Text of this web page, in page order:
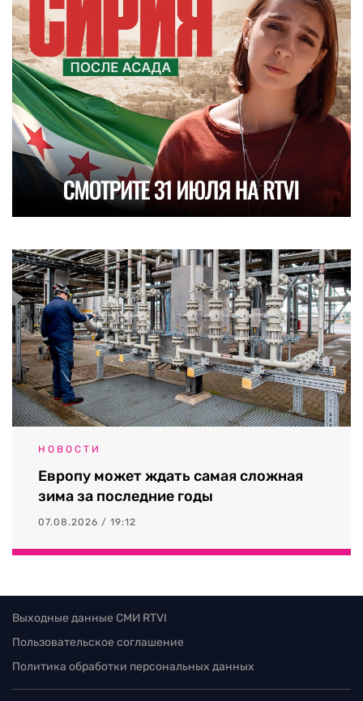
НОВОСТИ
Европу может ждать самая сложная
зима за последние годы
07.08.2026 / 19:12
Выходные данные СМИ RTVI
Пользовательское соглашение
Политика обработки персональных данных